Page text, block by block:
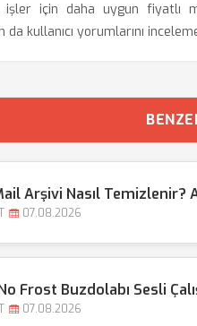
işler için daha uygun fiyatlı
da kullanıcı yorumlarını
Arşivi Nasıl Temizlenir?
07.08.2026
Frost Buzdolabı Sesli
07.08.2026